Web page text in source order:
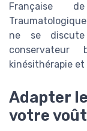
Française
ne se discute
conservateur
kinésithérapie
Adapter
votre